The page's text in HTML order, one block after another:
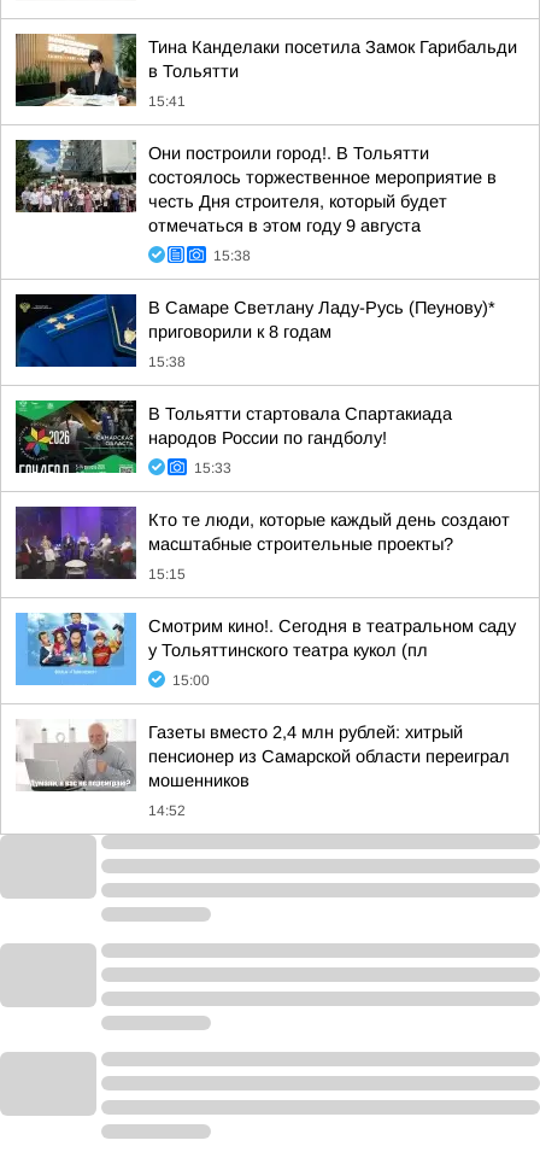
Тина Канделаки посетила Замок Гарибальди
в Тольятти
15:41
Они построили город!. В Тольятти
состоялось торжественное мероприятие в
честь Дня строителя, который будет
отмечаться в этом году 9 августа
15:38
В Самаре Светлану Ладу-Русь (Пеунову)*
приговорили к 8 годам
15:38
В Тольятти стартовала Спартакиада
народов России по гандболу!
15:33
Кто те люди, которые каждый день создают
масштабные строительные проекты?
15:15
Смотрим кино!. Сегодня в театральном саду
у Тольяттинского театра кукол (пл
15:00
Газеты вместо 2,4 млн рублей: хитрый
пенсионер из Самарской области переиграл
мошенников
14:52